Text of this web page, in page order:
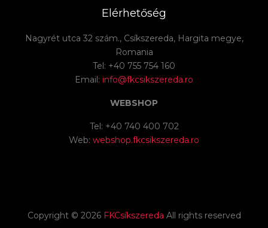
Elérhetőség
Nagyrét utca 32 szám., Csíkszereda, Hargita megye,
Romania
Tel: +40 755 754 160
Email: info@fkcsikszereda.ro
WEBSHOP
Tel: +40 740 400 702
Web: webshop.fkcsikszereda.ro
Copyright © 2026 FKCsíkszereda All rights reserved